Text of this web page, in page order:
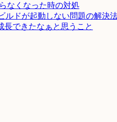
なくなった時の対処
ルドが起動しない問題の解決
長できたなぁと思うこと